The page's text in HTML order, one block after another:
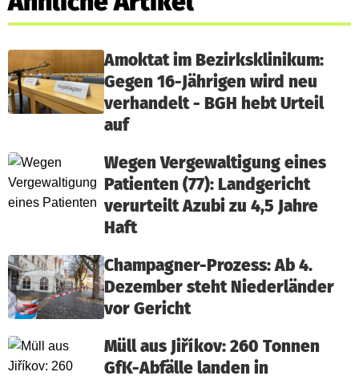
Amoktat im Bezirksklinikum:
Gegen 16-Jährigen wird neu
verhandelt - BGH hebt Urteil
auf
Wegen Vergewaltigung eines
Patienten (77): Landgericht
verurteilt Azubi zu 4,5 Jahre
Haft
Champagner-Prozess: Ab 4.
Dezember steht Niederländer
vor Gericht
Müll aus Jiříkov: 260 Tonnen
GfK-Abfälle landen in